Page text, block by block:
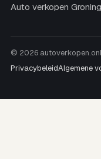
Auto verkopen
© 2026
PrivacybeleidAlgemene